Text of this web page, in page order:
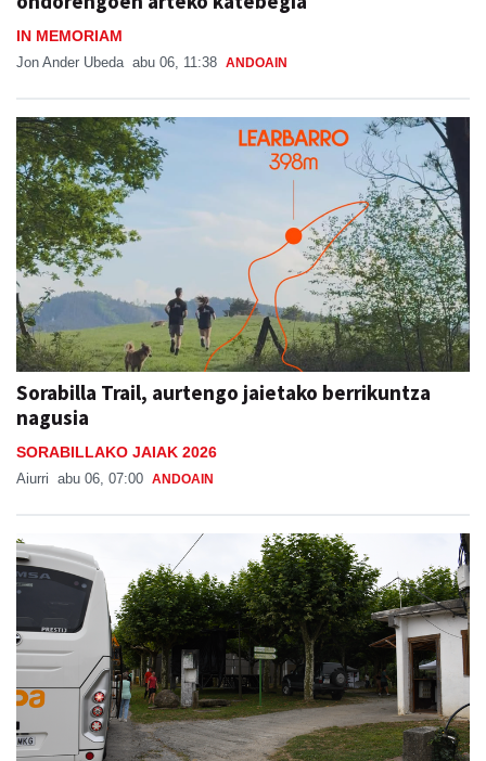
Jon Ander Ubeda ANDOAIN
Sorabilla Trail, aurtengo jaietako berrikuntza
nagusia
SORABILLAKO JAIAK 2026
Aiurri